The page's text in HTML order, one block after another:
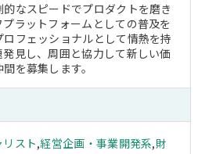
なスピードでプロダクトを磨き
ラットフォームとしての普及を
フェッショナルとして情熱を持
見し、周囲と協力して新しい価
を募集します。
スト,経営企画・事業開発系,財